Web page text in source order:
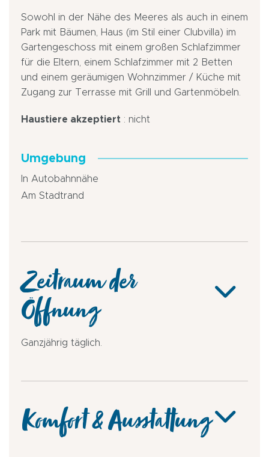
Sowohl in der Nähe des Meeres als auch in einem
Park mit Bäumen, Haus (im Stil einer Clubvilla) im
Gartengeschoss mit einem großen Schlafzimmer
für die Eltern, einem Schlafzimmer mit 2 Betten
und einem geräumigen Wohnzimmer / Küche mit
Zugang zur Terrasse mit Grill und Gartenmöbeln.
Haustiere akzeptiert : nicht
Umgebung
In Autobahnnähe
Am Stadtrand
Zeitraum der
Öffnung
Ganzjährig täglich.
Komfort & Ausstattung